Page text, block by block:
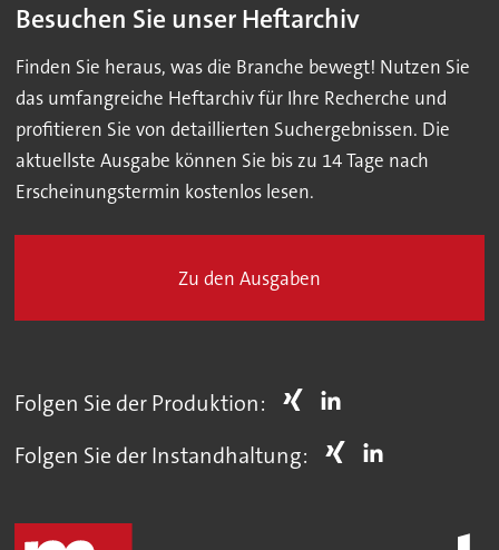
Besuchen Sie unser Heftarchiv
Finden Sie heraus, was die Branche bewegt! Nutzen Sie
das umfangreiche Heftarchiv für Ihre Recherche und
profitieren Sie von detaillierten Suchergebnissen. Die
aktuellste Ausgabe können Sie bis zu 14 Tage nach
Erscheinungstermin kostenlos lesen.
Zu den Ausgaben
Folgen Sie der Produktion:
Folgen Sie der Instandhaltung: